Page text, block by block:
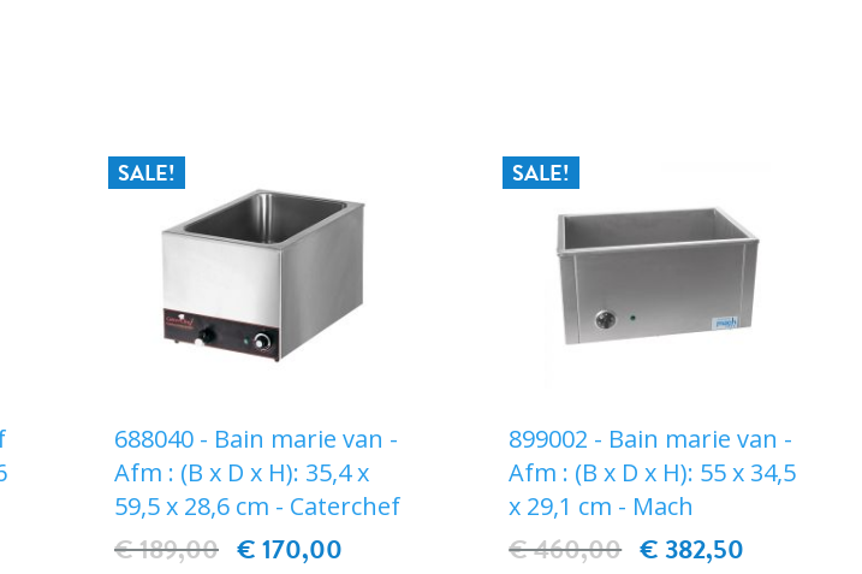
SALE!
688040 - Bain marie van -
Afm : (B x D x H): 35,4 x
59,5 x 28,6 cm - Caterchef
€ 170,00
€ 189,00
SALE!
899002 - Bain marie van -
Afm : (B x D x H): 55 x 34,5
x 29,1 cm - Mach
€ 382,50
€ 460,00